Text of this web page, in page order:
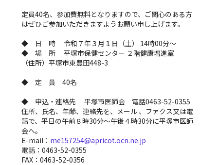
定員40名、参加費無料となりますので、ご関心のある方
はぜひご参加いただきますようお願い申し上げます。
◆ 日 時 令和７年３月１日（土） 14時00分～
◆ 場 所 平塚市保健センター ２階健康増進室
（住所）平塚市東豊田448-3
◆ 定 員 40名
◆ 申込・連絡先 平塚市医師会 電話0463-52-0355
住所、氏名、年齢、連絡先を、メール 、ファクス又は電
話で、平日の午前８時30分～午後４時30分に平塚市医師
会へ。
E-mail： me157254@apricot.ocn.ne.jp
電話：0463-52-0355
FAX：0463-52-0356